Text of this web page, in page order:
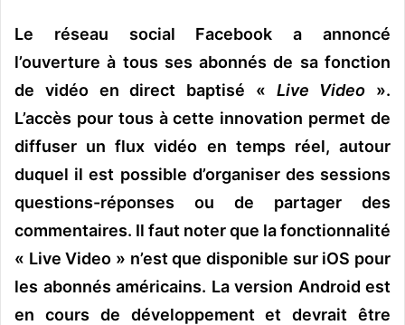
l
Le réseau social Facebook a annoncé
l’ouverture à tous ses abonnés de sa fonction
de vidéo en direct baptisé « Live Video ».
L’accès pour tous à cette innovation permet de
diffuser un flux vidéo en temps réel, autour
duquel il est possible d’organiser des sessions
questions-réponses ou de partager des
commentaires. Il faut noter que la fonctionnalité
« Live Video » n’est que disponible sur iOS pour
les abonnés américains. La version Android est
en cours de développement et devrait être